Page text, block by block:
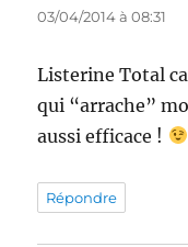
03/04/2014 à 08:31
Listerine Total
qui “arrache”
aussi efficace !
Répondre